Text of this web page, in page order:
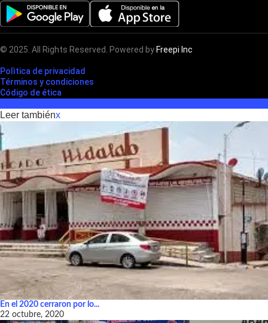
© 2025. All Rights Reserved. Powered by Freepi Inc
Polìtica de privacidad
Términos y condiciones
Código de ética
Leer tambiénx
En el 2020 cerraron por lo...
22 octubre, 2020